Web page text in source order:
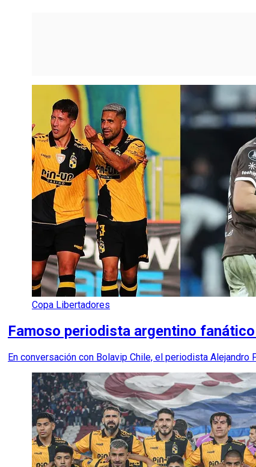
Copa Libertadores
Famoso periodista argentino
En conversación con Bolavip Chile, el periodista